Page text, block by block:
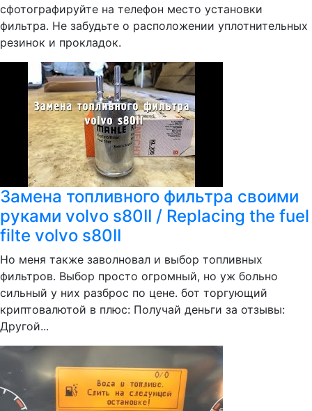
сфотографируйте на телефон место установки
фильтра. Не забудьте о расположении уплотнительных
резинок и прокладок.
Замена топливного фильтра своими
руками volvo s80II / Replacing the fuel
filte volvo s80II
Но меня также заволновал и выбор топливных
фильтров. Выбор просто огромный, но уж больно
сильный у них разброс по цене. бот торгующий
криптовалютой в плюс: Получай деньги за отзывы:
Другой...